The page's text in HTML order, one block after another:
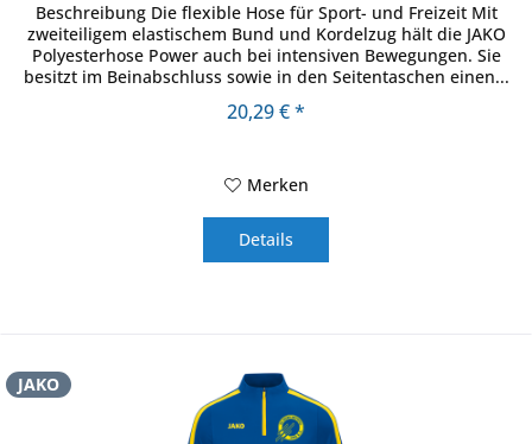
Beschreibung Die flexible Hose für Sport- und Freizeit Mit
zweiteiligem elastischem Bund und Kordelzug hält die JAKO
Polyesterhose Power auch bei intensiven Bewegungen. Sie
besitzt im Beinabschluss sowie in den Seitentaschen einen...
20,29 € *
Merken
Details
JAKO